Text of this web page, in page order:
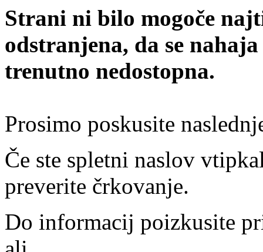
Strani ni bilo mogoče
odstranjena, da se
trenutno nedostopna.
Prosimo poskusite
Če ste spletni naslov
preverite črkovanje.
Do informacij poizkusite